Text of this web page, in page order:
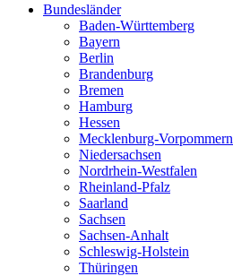
Bundesländer
Baden-Württemberg
Bayern
Berlin
Brandenburg
Bremen
Hamburg
Hessen
Mecklenburg-Vorpommern
Niedersachsen
Nordrhein-Westfalen
Rheinland-Pfalz
Saarland
Sachsen
Sachsen-Anhalt
Schleswig-Holstein
Thüringen